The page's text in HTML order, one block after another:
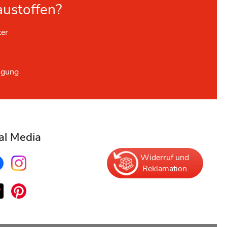
Media
Widerruf und
Reklamation